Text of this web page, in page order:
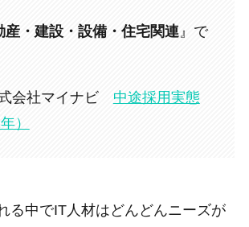
産・建設・設備・住宅関連』で
会社マイナビ 中途採用実態
）
る中でIT人材はどんどんニーズが